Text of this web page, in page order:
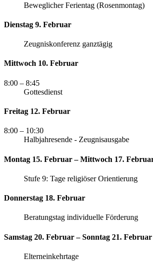
Beweglicher Ferientag (Rosenmontag)
Dienstag 9. Februar
Zeugniskonferenz ganztägig
Mittwoch 10. Februar
8:00 – 8:45
Gottesdienst
Freitag 12. Februar
8:00 – 10:30
Halbjahresende - Zeugnisausgabe
Montag 15. Februar – Mittwoch 17.
Stufe 9: Tage religiöser Orientierung
Donnerstag 18. Februar
Beratungstag individuelle Förderung
Samstag 20. Februar – Sonntag 21. Februar
Elterneinkehrtage